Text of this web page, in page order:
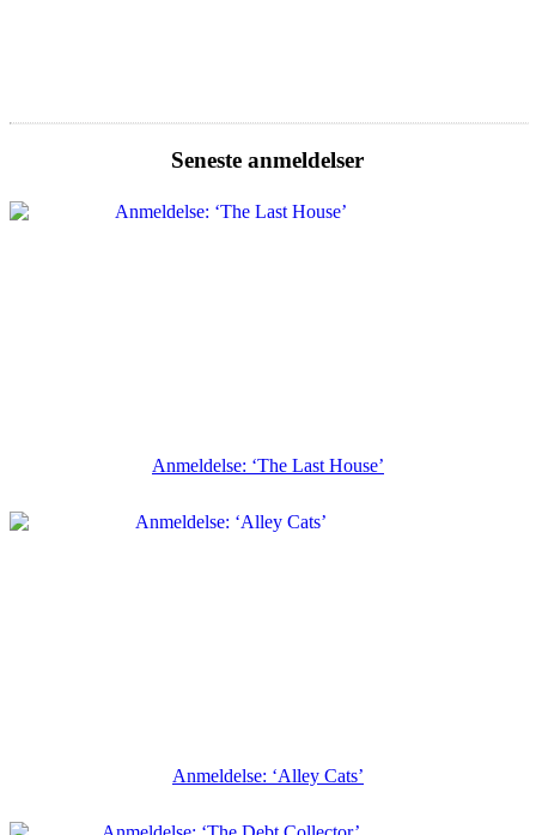
Seneste anmeldelser
Anmeldelse: ‘The Last House’
Anmeldelse: ‘Alley Cats’